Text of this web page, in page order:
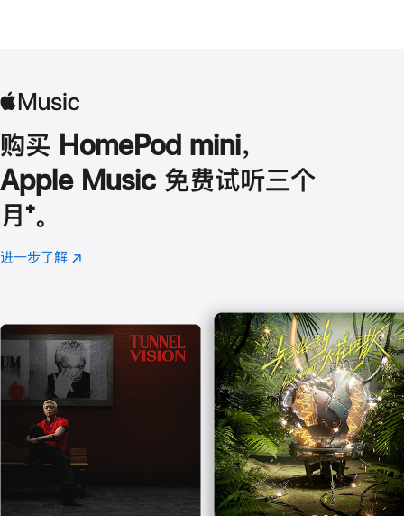
购买 HomePod mini，
Apple Music 免费试听三个
月 脚
注
⁺。
进一步了解 Apple
(在
口
中
打
开)